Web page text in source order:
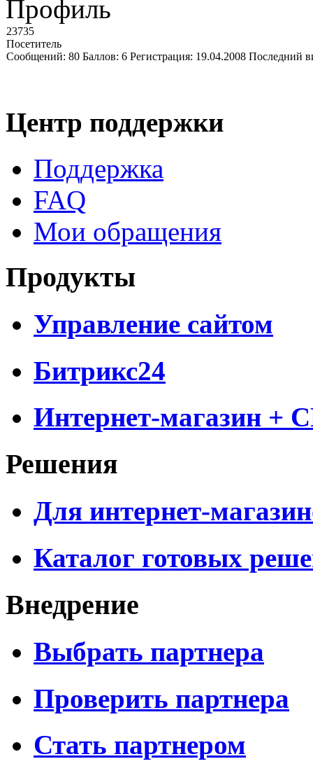
Профиль
23735
Посетитель
Сообщений: 80 Баллов: 6 Регистрация: 19.04.2008 Последний
Центр поддержки
Поддержка
FAQ
Мои обращения
Продукты
Управление сайтом
Битрикс24
Интернет-магазин +
Решения
Для интернет-
Каталог готовых
Внедрение
Выбрать партнера
Проверить партнера
Стать партнером